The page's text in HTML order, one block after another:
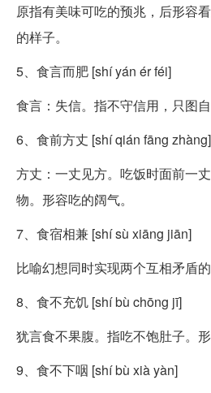
原指有美味可吃的预兆，后形容
的样子。
5、食言而肥 [shí yán ér féi]
食言：失信。指不守信用，只图自
6、食前方丈 [shí qián fāng zhàng]
方丈：一丈见方。吃饭时面前一
物。形容吃的阔气。
7、食宿相兼 [shí sù xiāng jiān]
比喻幻想同时实现两个互相矛盾的
8、食不充饥 [shí bù chōng jī]
犹言食不果腹。指吃不饱肚子。形
9、食不下咽 [shí bù xià yàn]